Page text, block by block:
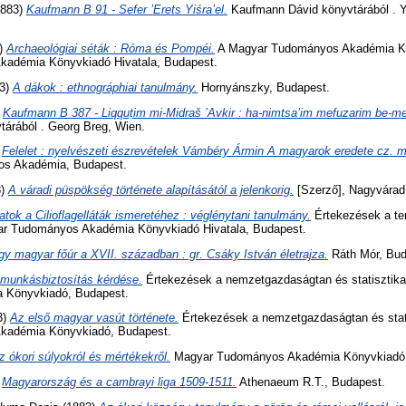
Kaufmann B 91 - Sefer ʼErets Yiśraʼel. Kaufmann Dávid könyvtárából .
Archaeológiai séták : Róma és Pompéi. A Magyar Tudományos Akadémia
Könyvkiadó Hivatala, Budapest.
A dákok : ethnográphiai tanulmány. Hornyánszky, Budapest.
Kaufmann B 387 - Liqquṭim mi-Midraš ’Avkir : ha-nimtsaʼim mefuzarim be-
. Georg Breg, Wien.
Felelet : nyelvészeti észrevételek Vámbéry Ármin A magyarok eredete cz.
Akadémia, Budapest.
A váradi püspökség története alapításától a jelenkorig. [Szerző],
a Cilioflagelláták ismeretéhez : véglénytani tanulmány. Értekezések a
Tudományos Akadémia Könyvkiadó Hivatala, Budapest.
magyar főúr a XVII. században : gr. Csáky István életrajza. Ráth Mór,
kérdése. Értekezések a nemzetgazdaságtan és
Könyvkiadó, Budapest.
Az első magyar vasút története. Értekezések a nemzetgazdaságtan és
Könyvkiadó, Budapest.
ókori súlyokról és mértékekről. Magyar Tudományos Akadémia
Magyarország és a cambrayi liga 1509-1511. Athenaeum R.T., Budapest.